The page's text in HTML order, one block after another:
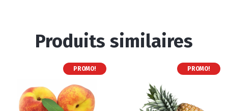
Produits similaires
PROMO! PROMO!